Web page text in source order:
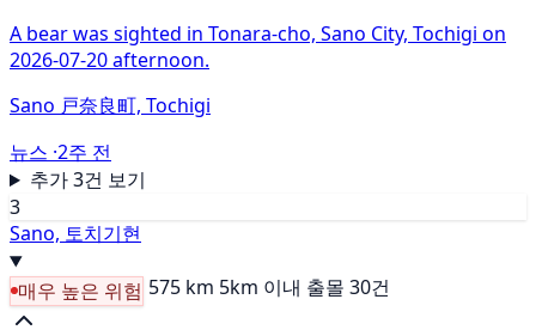
A bear was sighted in Tonara-cho, Sano City, Tochigi on
2026-07-20 afternoon.
Sano 戸奈良町, Tochigi
뉴스 ·2주 전
추가 3건 보기
3
Sano, 토치기현
매우 높은 위험 575 km 5km 이내 출몰 30건